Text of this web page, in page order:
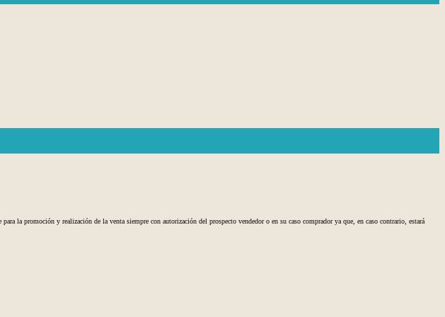
la promoción y realización de la venta siempre con autorización del prospecto vendedor o en su caso comprador ya que, en caso contrario, estará